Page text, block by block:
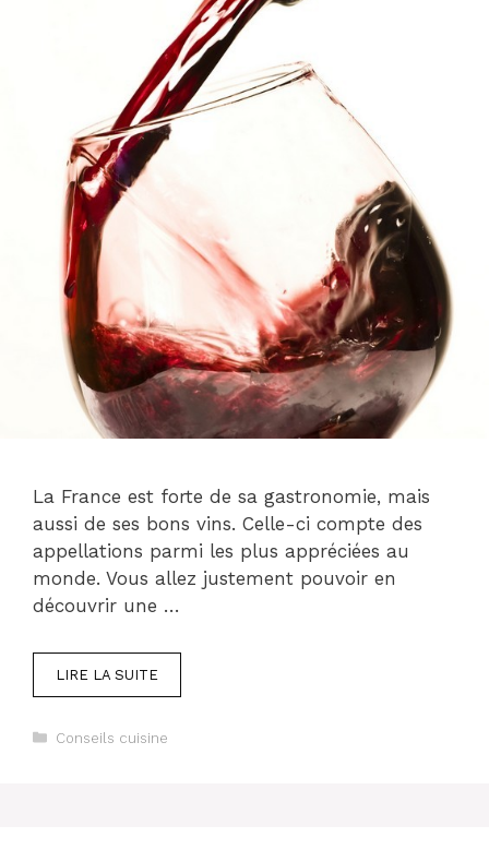
La France est forte de sa gastronomie, mais
aussi de ses bons vins. Celle-ci compte des
appellations parmi les plus appréciées au
monde. Vous allez justement pouvoir en
découvrir une …
LIRE LA SUITE
Catégories
Conseils cuisine